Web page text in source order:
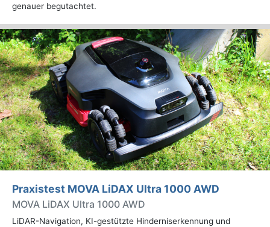
genauer begutachtet.
Praxistest MOVA LiDAX Ultra 1000 AWD
MOVA LiDAX Ultra 1000 AWD
LiDAR-Navigation, KI-gestützte Hinderniserkennung und